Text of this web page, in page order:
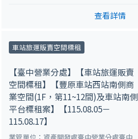
查看詳情
車站旅運販賣空間標租
【臺中營業分處】【車站旅運販賣
空間標租】【豐原車站西站南側商
業空間(1F，第11~12間)及車站南側
平台標租案】【115.08.05－
115.08.17】
業管單位：資產開發處臺中營業分處臺中